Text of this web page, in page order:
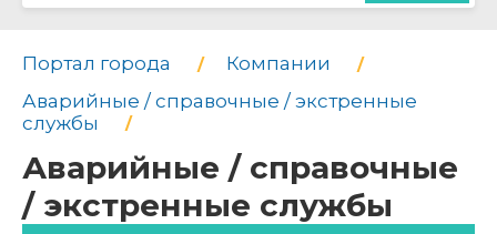
Портал города
Компании
Аварийные / справочные / экстренные
службы
Аварийные / справочные
/ экстренные службы